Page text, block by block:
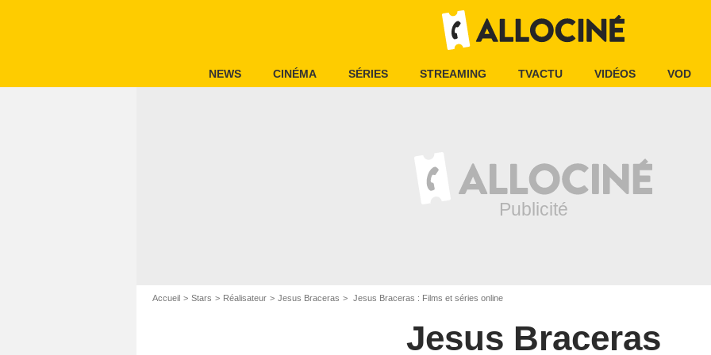
NEWS CINÉMA SÉRIES STREAMING TVACTU VIDÉOS VOD
Accueil Stars Réalisateur Jesus Braceras Jesus Braceras : Films et séries online
Jesus Braceras